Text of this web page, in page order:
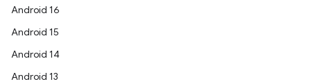
Android 16
Android 15
Android 14
Android 13